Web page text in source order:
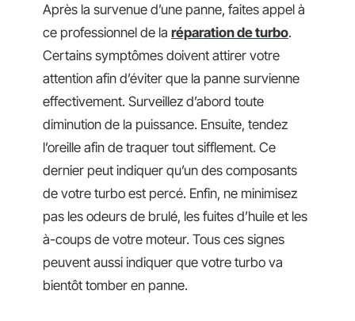
Après la survenue d’une panne, faites appel à
ce professionnel de la réparation de turbo.
Certains symptômes doivent attirer votre
attention afin d’éviter que la panne survienne
effectivement. Surveillez d’abord toute
diminution de la puissance. Ensuite, tendez
l’oreille afin de traquer tout sifflement. Ce
dernier peut indiquer qu’un des composants
de votre turbo est percé. Enfin, ne minimisez
pas les odeurs de brulé, les fuites d’huile et les
à-coups de votre moteur. Tous ces signes
peuvent aussi indiquer que votre turbo va
bientôt tomber en panne.